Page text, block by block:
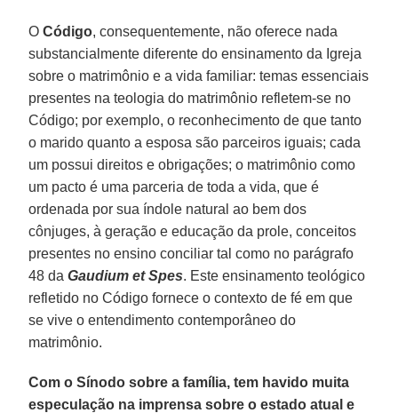
OCódigo, consequentemente, não oferece nada
substancialmente diferente do ensinamento da Igreja
sobre o matrimônio e a vida familiar: temas essenciais
presentes na teologia do matrimônio refletem-se no
Código; por exemplo, o reconhecimento de que tanto
o marido quanto a esposa são parceiros iguais; cada
um possui direitos e obrigações; o matrimônio como
um pacto é uma parceria de toda a vida, que é
ordenada por sua índole natural ao bem dos
cônjuges, à geração e educação da prole, conceitos
presentes no ensino conciliar tal como no parágrafo
48 daGaudium et Spes. Este ensinamento teológico
refletido no Código fornece o contexto de fé em que
se vive o entendimento contemporâneo do
matrimônio.
Com o Sínodo sobre a família, tem havido muita
especulação na imprensa sobre o estado atual e